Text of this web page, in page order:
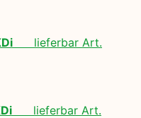
lieferbar Art.
lieferbar Art.